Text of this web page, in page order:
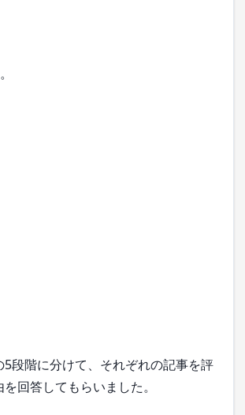
段階に分けて、それぞれの記事を評
回答してもらいました。